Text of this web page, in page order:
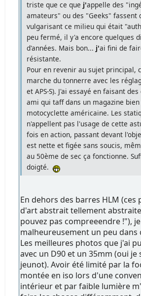
triste que ce que j'appelle des
amateurs" ou des "Geeks" fassent
vulgarisant ce milieu qui était
peu fermé, il y'a encore quelques
d'années. Mais bon... j'ai fini de
résistante.
Pour en revenir au sujet principal,
marche du tonnerre avec les
et APS-S). J'ai essayé en faisant
ami qui taff dans un magazine bien
motocyclette américaine. Les
n'appellent pas l'usage de cette
fois en action, passant devant
est nette et figée sans soucis,
au 50ème de sec ça fonctionne.
doigté.
En dehors des barres HLM (ces
d'art abstrait tellement
pouvez pas compreeendre !"),
malheureusement un peu dans
Les meilleures photos que j'ai
avec un D90 et un 35mm (oui je
jeunot). Avoir été limité par la
montée en iso lors d'une
intérieur et par faible lumière